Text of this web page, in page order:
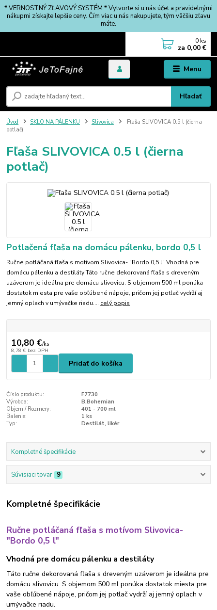
* VERNOSTNÝ ZĽAVOVÝ SYSTÉM * Vytvorte si u nás účet a pravidelnými
nákupmi získajte lepšie ceny. Čím viac u nás nakupujete, tým väčšiu zľavu
máte.
Menu
Hľadať
0 ks
za 0,00 €
Úvod SKLO NA PÁLENKU Slivovica
Fľaša SLIVOVICA 0.5 l (čierna
potlač)
Fľaša SLIVOVICA 0.5 l (čierna
potlač)
Potlačená fľaša na domácu pálenku, bordo 0,5 l
Ručne potláčaná fľaša s motívom Slivovica- "Bordo 0,5 l" Vhodná pre
domácu pálenku a destiláty Táto ručne dekorovaná fľaša s dreveným
uzáverom je ideálna pre domácu slivovicu. S objemom 500 ml ponúka
dostatok miesta pre vaše obľúbené nápoje, pričom jej potlač vydrží aj
jemný oplach v umývačke riadu.... celý popis
10,80 €/ks
8,78 € bez DPH
Pridať do košíka
Číslo produktu:
F7730
Výrobca:
B.Bohemian
Objem / Rozmery:
401 - 700 ml
Balenie:
1 ks
Typ:
Destilát, likér
Kompletné špecifikácie
Súvisiaci tovar 9
Kompletné špecifikácie
Ručne potláčaná fľaša s motívom Slivovica-
"Bordo 0,5 l"
Vhodná pre domácu pálenku a destiláty
Táto ručne dekorovaná fľaša s dreveným uzáverom je ideálna pre
domácu slivovicu. S objemom 500 ml ponúka dostatok miesta pre
vaše obľúbené nápoje, pričom jej potlač vydrží aj jemný oplach v
umývačke riadu.